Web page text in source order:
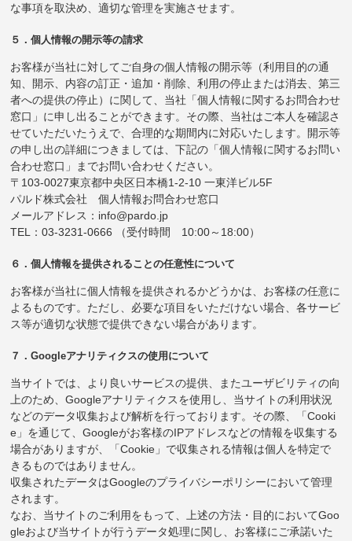
な事項を取決め、適切な管理を実施させます。
５．個人情報の開示等の請求
お客様が当社に対してご自身の個人情報の開示等（利用目的の通
知、開示、内容の訂正・追加・削除、利用の停止または消去、第三
者への提供の停止）に関して、当社「個人情報に関するお問合わせ
窓口」に申し出ることができます。その際、当社はご本人を確認さ
せていただいたうえで、合理的な期間内に対応いたします。開示等
の申し出の詳細につきましては、下記の「個人情報に関するお問い
合わせ窓口」までお問い合わせください。
〒103-0027東京都中央区日本橋1-2-10 一東洋ビル5F
パルド株式会社 個人情報お問合わせ窓口
メールアドレス：info@pardo.jp
TEL：03-3231-0666 （受付時間 10:00～18:00）
６．個人情報を提供されることの任意性について
お客様が当社に個人情報を提供されるかどうかは、お客様の任意に
よるものです。ただし、必要な項目をいただけない場合、各サービ
ス等が適切な状態で提供できない場合があります。
７．Googleアナリティクスの使用について
当サイトでは、より良いサービスの提供、またユーザビリティの向
上のため、Googleアナリティクスを使用し、当サイトの利用状況
などのデータ収集および解析を行っております。その際、「Cooki
e」を通じて、Googleがお客様のIPアドレスなどの情報を収集する
場合がありますが、「Cookie」で収集される情報は個人を特定で
きるものではありません。
収集されたデータはGoogleのプライバシーポリシーにおいて管理
されます。
なお、当サイトのご利用をもって、上述の方法・目的においてGoo
gleおよび当サイトが行うデータ処理に関し、お客様にご承諾いた